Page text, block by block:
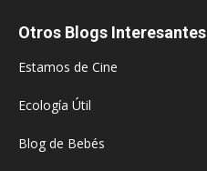
Otros Blogs Interesantes
Estamos de Cine
Ecología Útil
Blog de Bebés